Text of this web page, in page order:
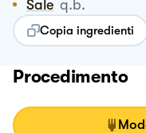
Sale q.b.
Copia ingredienti
Procedimento